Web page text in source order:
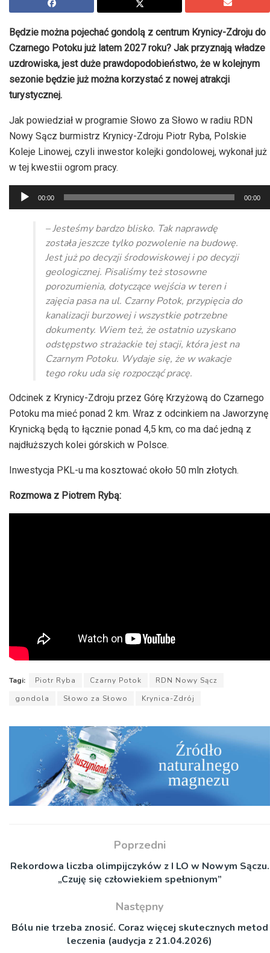
Będzie można pojechać gondolą z centrum Krynicy-Zdroju do
Czarnego Potoku już latem 2027 roku? Jak przyznają władze
uzdrowiska, jest duże prawdopodobieństwo, że w kolejnym
sezonie będzie już można korzystać z nowej atrakcji
turystycznej.
Jak powiedział w programie Słowo za Słowo w radiu RDN
Nowy Sącz burmistrz Krynicy-Zdroju Piotr Ryba, Polskie
Koleje Linowej, czyli inwestor kolejki gondolowej, wykonał już
w tej kwestii ogrom pracy.
Odtwarzacz
plików
dźwiękowych
00:00 00:00
– Jesteśmy bardzo blisko. Tak naprawdę
została jeszcze tylko pozwolenie na budowę.
Jest już po decyzji środowiskowej i po decyzji
geologicznej. Pisaliśmy też stosowne
porozumienia, dotyczące wejścia w teren i
zajęcia pasa na ul. Czarny Potok, przypięcia do
kanalizacji burzowej i wszystkie potrzebne
dokumenty. Wiem też, że ostatnio uzyskano
odstępstwo strażackie tej stacji, która jest na
Czarnym Potoku. Wydaje się, że w wakacje
tego roku uda się rozpocząć pracę.
Odcinek z Krynicy-Zdroju przez Górę Krzyżową do Czarnego
Potoku ma mieć ponad 2 km. Wraz z odcinkiem na Jaworzynę
Krynicką będą to łącznie ponad 4,5 km, co ma dać jedną z
najdłuższych kolei górskich w Polsce.
Inwestycja PKL-u ma kosztować około 50 mln złotych.
Rozmowa z Piotrem Rybą:
Tagi: Piotr Ryba Czarny Potok
RDN Nowy Sącz
gondola
Słowo za Słowo Krynica-Zdrój
Poprzedni
Rekordowa liczba olimpijczyków z I LO w Nowym Sączu.
„Czuję się człowiekiem spełnionym”
Następny
Bólu nie trzeba znosić. Coraz więcej skutecznych metod
leczenia (audycja z 21.04.2026)